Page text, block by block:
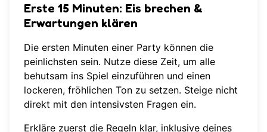
Erste 15 Minuten: Eis brechen &
Erwartungen klären
Die ersten Minuten einer Party können die
peinlichsten sein. Nutze diese Zeit, um alle
behutsam ins Spiel einzuführen und einen
lockeren, fröhlichen Ton zu setzen. Steige nicht
direkt mit den intensivsten Fragen ein.
Erkläre zuerst die Regeln klar, inklusive deines